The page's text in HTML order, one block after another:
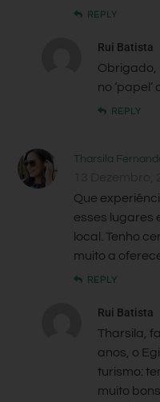
REPLY
Rui Batista
Obrigado,
no
REPLY
Tharsila
Que
esses lugares
local. Tenho
muito a
REPLY
Rui Batista
Tharsila,
anos, o
turismo:
muito